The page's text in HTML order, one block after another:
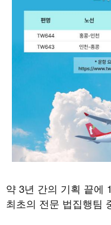
약 3년 간의 기획 끝에
최초의 전문 법집행팀